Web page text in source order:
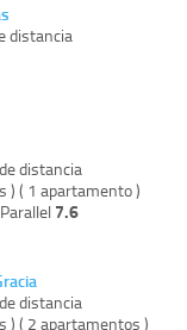
distancia
distancia
) ( 1 apartamento )
7.6
distancia
) ( 2 apartamentos )